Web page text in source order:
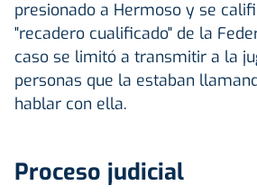
presionado a Hermoso y se
"recadero cualificado" de la
caso se limitó a transmitir a la
personas que la estaban
hablar con ella.
Proceso judicial